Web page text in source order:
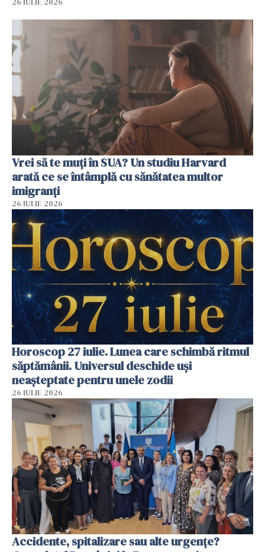
26 IULIE 2026
Vrei să te muți în SUA? Un studiu Harvard
arată ce se întâmplă cu sănătatea multor
imigranți
26 IULIE 2026
Horoscop 27 iulie. Lunea care schimbă ritmul
săptămânii. Universul deschide uși
neașteptate pentru unele zodii
26 IULIE 2026
Accidente, spitalizare sau alte urgențe?